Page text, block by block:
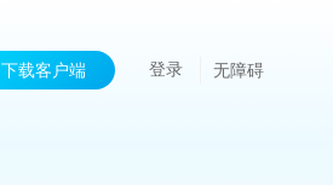
下载客户端 登录 无障碍